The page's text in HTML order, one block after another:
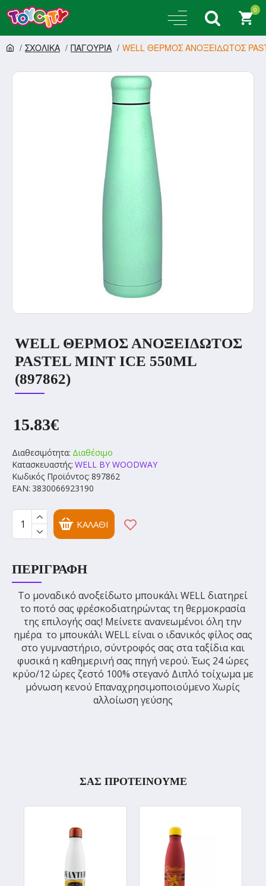
0
ΣΧΟΛΙΚΑ ΠΑΓΟΥΡΙΑ WELL ΘΕΡΜΟΣ ΑΝΟΞΕΙΔΩΤΟΣ
WELL ΘΕΡΜΟΣ ΑΝΟΞΕΙΔΩΤΟΣ
PASTEL MINT ICE 550ML
(897862)
Διαθεσιμότητα: Διαθέσιμο
Κατασκευαστής: WELL BY WOODWAY
Κωδικός Προϊόντος: 897862
EAN: 3830066923190
15.83€
ΚΑΛΆΘΙ
ΠΕΡΙΓΡΑΦΉ
Το μοναδικό ανοξείδωτο μπουκάλι WELL διατηρεί
το ποτό σας φρέσκοδιατηρώντας τη θερμοκρασία
της επιλογής σας! Μείνετε ανανεωμένοι όλη την
ημέρα  το μπουκάλι WELL είναι ο ιδανικός φίλος σας
στο γυμναστήριο, σύντροφός σας στα ταξίδια και
φυσικά η καθημερινή σας πηγή νερού. Έως 24 ώρες
κρύο/12 ώρες ζεστό 100% στεγανό Διπλό τοίχωμα με
μόνωση κενού Επαναχρησιμοποιούμενο Χωρίς
αλλοίωση γεύσης
ΣΑΣ ΠΡΟΤΕΙΝΟΥΜΕ